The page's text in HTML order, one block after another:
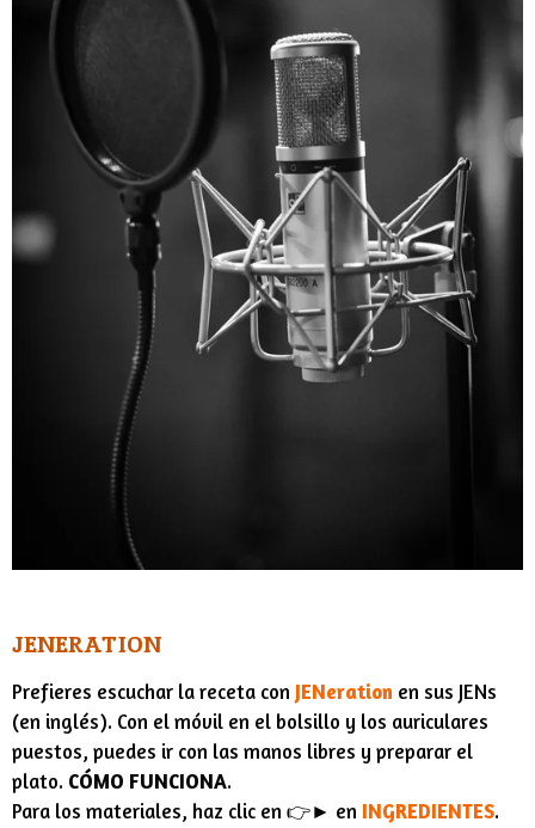
JENERATION
Prefieres escuchar la receta con JENeration en sus JENs
(en inglés). Con el móvil en el bolsillo y los auriculares
puestos, puedes ir con las manos libres y preparar el
plato. CÓMO FUNCIONA.
Para los materiales, haz clic en 👉► en INGREDIENTES.